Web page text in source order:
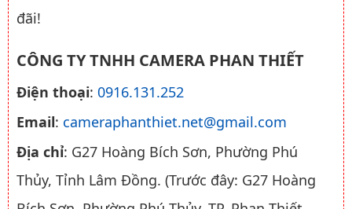
đãi!
CÔNG TY TNHH CAMERA PHAN THIẾT
Điện thoại: 0916.131.252
Email: cameraphanthiet.net@gmail.com
Địa chỉ: G27 Hoàng Bích Sơn, Phường Phú
Thủy, Tỉnh Lâm Đồng. (Trước đây: G27 Hoàng